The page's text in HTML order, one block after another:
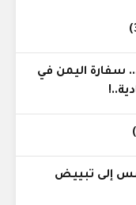
سفارة اليمن في
إلى تبييض